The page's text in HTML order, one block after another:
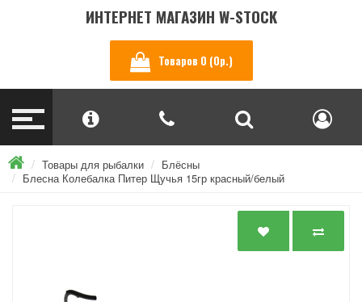
ИНТЕРНЕТ МАГАЗИН W-STOCK
Товаров 0 (0р.)
Товары для рыбалки
Блёсны
Блесна Колебалка Питер Щучья 15гр красный/белый